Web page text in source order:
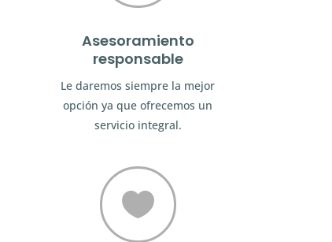
Asesoramiento
responsable
Le daremos siempre la mejor
opción ya que ofrecemos un
servicio integral.
